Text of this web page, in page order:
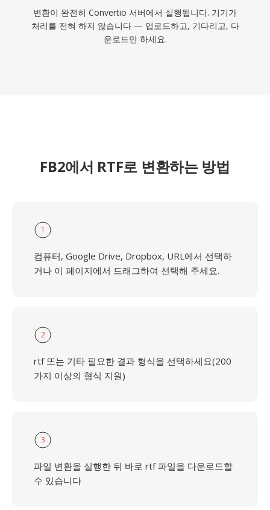
변환이 완전히 Convertio 서버에서 실행됩니다. 기기가
처리를 전혀 하지 않습니다 — 업로드하고, 기다리고, 다
운로드만 하세요.
FB2에서 RTF로 변환하는 방법
1
컴퓨터, Google Drive, Dropbox, URL에서 선택하
거나 이 페이지에서 드래그하여 선택해 주세요.
2
rtf 또는 기타 필요한 결과 형식을 선택하세요(200
가지 이상의 형식 지원)
3
파일 변환을 실행한 뒤 바로 rtf 파일을 다운로드할
수 있습니다